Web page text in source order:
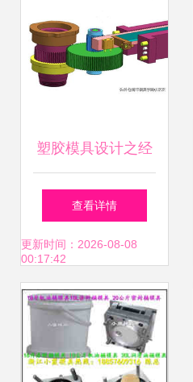
塑胶模具设计之经
典前模脱螺纹与后
模斜顶复合结构探
析
查看详情
更新时间：2026-08-08
00:17:42